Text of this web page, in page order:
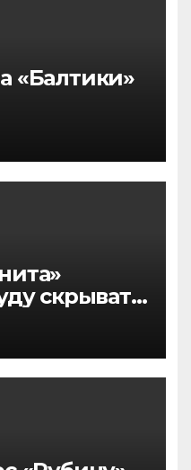
«Балтики»
сборную
версии
скрывать